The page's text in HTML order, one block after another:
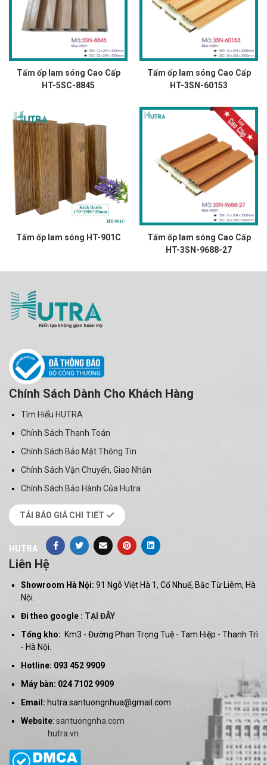
Tấm ốp lam sóng Cao Cấp
HT-5SC-8845
Tấm ốp lam sóng Cao Cấp
HT-3SN-60153
Tấm ốp lam sóng HT-901C
Tấm ốp lam sóng Cao Cấp
HT-3SN-9688-27
Chính Sách Dành Cho Khách Hàng
Tìm Hiểu HUTRA
Chính Sách Thanh Toán
Chính Sách Bảo Mật Thông Tin
Chính Sách Vận Chuyển, Giao Nhận
Chính Sách Bảo Hành Của Hutra
TẢI BÁO GIÁ CHI TIẾT
HUTRA
Liên Hệ
Showroom Hà Nội: 91 Ngõ Việt Hà 1, Cổ Nhuế, Bắc Từ Liêm, Hà
Nội.
Đi theo google : TẠI ĐÂY
Tổng kho: Km3 - Đường Phan Trọng Tuệ - Tam Hiệp - Thanh Trì
- Hà Nội.
Hotline: 093 452 9909
Máy bàn: 024 7102 9909
Email: hutra.santuongnhua@gmail.com
Website: santuongnha.com
hutra.vn